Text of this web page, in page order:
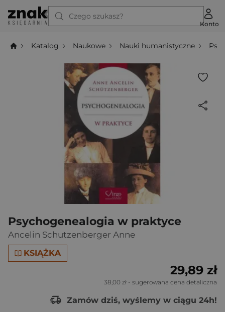
Czego szukasz?
Konto
Katalog Naukowe Nauki humanistyczne
Psychogenealogia w praktyce
Ancelin Schutzenberger Anne
KSIĄŻKA
29,89 zł
38,00 zł - sugerowana cena detaliczna
Zamów dziś, wyślemy w ciągu 24h!